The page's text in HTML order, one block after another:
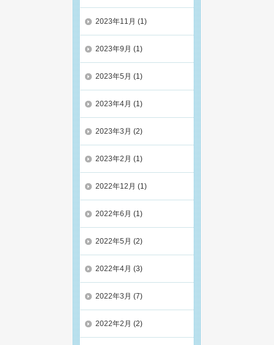
2023年11月 (1)
2023年9月 (1)
2023年5月 (1)
2023年4月 (1)
2023年3月 (2)
2023年2月 (1)
2022年12月 (1)
2022年6月 (1)
2022年5月 (2)
2022年4月 (3)
2022年3月 (7)
2022年2月 (2)